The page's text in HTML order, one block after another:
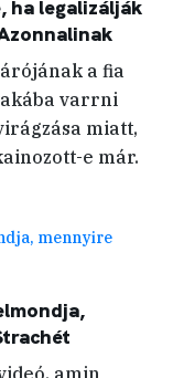
ha legalizálják
a fia
varrni
miatt,
e már.
amin